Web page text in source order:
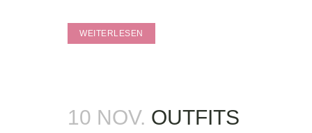
WEITERLESEN
10 NOV. OUTFITS